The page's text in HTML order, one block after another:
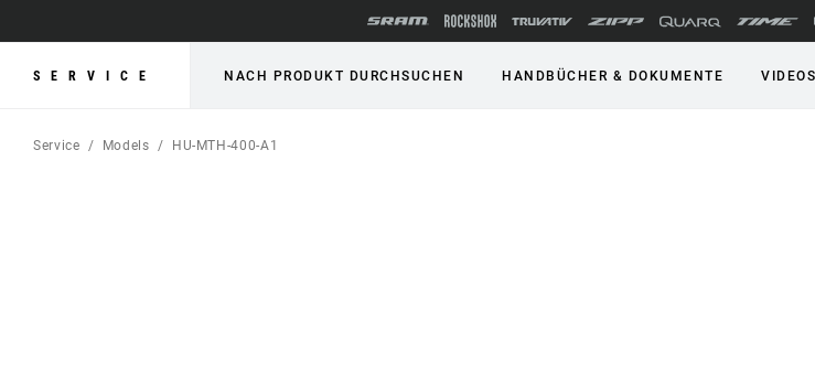
SERVICE NACH PRODUKT DURCHSUCHEN HANDBÜCHER & DOKUMENTE VIDEOS
Service Models HU-MTH-400-A1